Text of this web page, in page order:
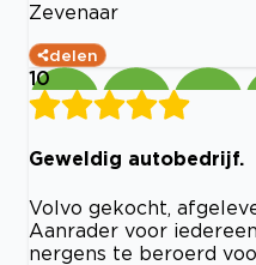
Zevenaar
delen
10
Geweldig autobedrijf.
Volvo gekocht,
Aanrader voor
nergens te beroerd